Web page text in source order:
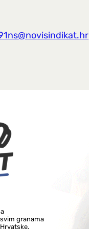
ns@novisindikat.hr
granama